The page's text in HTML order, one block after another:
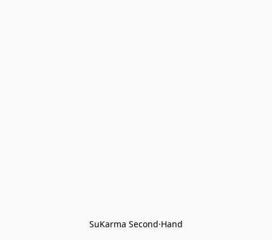
SuKarma Second·Hand